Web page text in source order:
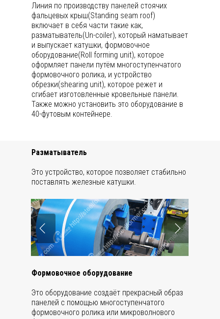
Линия по производству панелей стоячих
фальцевых крыш(Standing seam roof)
включает в себя части такие как,
разматыватель(Un-coiler), который наматывает
и выпускает катушки, формовочное
оборудование(Roll forming unit), которое
оформляет панели путём многоступенчатого
формовочного ролика, и устройство
обрезки(shearing unit), которое режет и
сгибает изготовленные кровельные панели.
Также можно установить это оборудование в
40-футовым контейнере.
Разматыватель
Это устройство, которое позволяет стабильно
поставлять железные катушки.
Формовочное оборудование
Это оборудование создаёт прекрасный образ
панелей с помощью многоступенчатого
формовочного ролика или микроволнового